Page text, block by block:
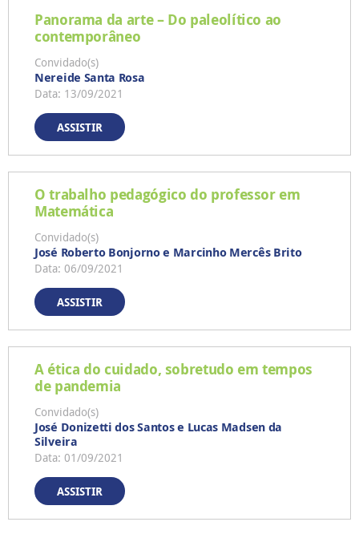
Panorama da arte – Do paleolítico ao
contemporâneo
Convidado(s)
Nereide Santa Rosa
Data: 13/09/2021
ASSISTIR
O trabalho pedagógico do professor em
Matemática
Convidado(s)
José Roberto Bonjorno e Marcinho Mercês Brito
Data: 06/09/2021
ASSISTIR
A ética do cuidado, sobretudo em tempos
de pandemia
Convidado(s)
José Donizetti dos Santos e Lucas Madsen da
Silveira
Data: 01/09/2021
ASSISTIR